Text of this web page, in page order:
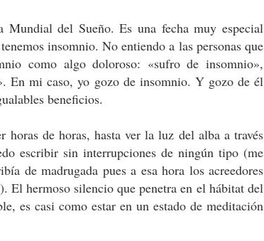
Mundial del Sueño. Es una fecha muy especial
insomnio. No entiendo a las personas que
como algo doloroso: «sufro de insomnio»,
En mi caso, yo gozo de insomnio. Y gozo de él
beneficios.
horas de horas, hasta ver la luz del alba a través
escribir sin interrupciones de ningún tipo (me
de madrugada pues a esa hora los acreedores
El hermoso silencio que penetra en el hábitat del
es casi como estar en un estado de meditación